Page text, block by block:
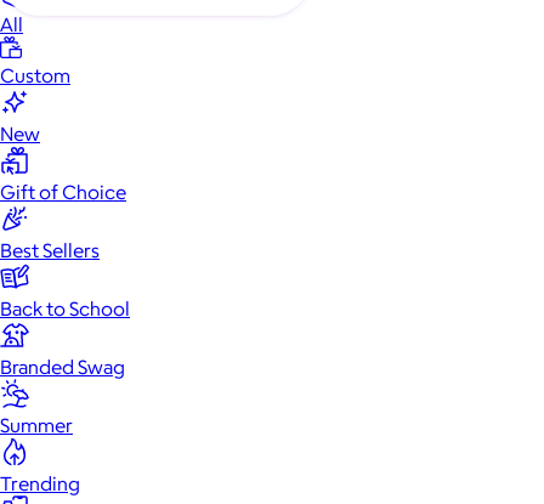
All
Custom
New
Gift of Choice
Best Sellers
Back to School
Branded Swag
Summer
Trending